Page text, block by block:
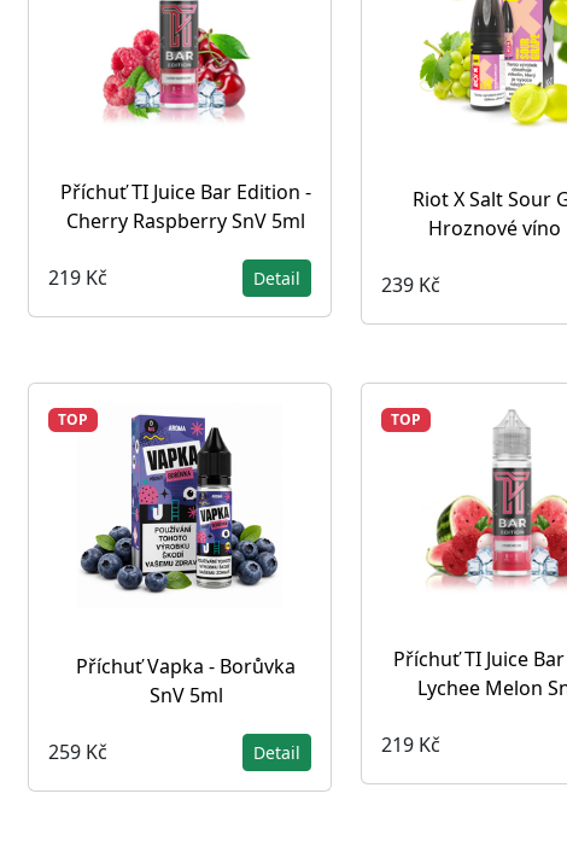
Příchuť TI Juice Bar Edition -
Cherry Raspberry SnV 5ml
219 Kč Detail
Riot X Salt Sour
Hroznové víno
239 Kč
TOP
Příchuť Vapka - Borůvka
SnV 5ml
259 Kč Detail
TOP
Příchuť TI Juice
Lychee Melon
219 Kč